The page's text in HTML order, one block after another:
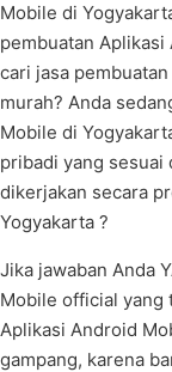
Mobile di
pembuatan Aplikasi
cari jasa
murah? Anda
Mobile di
pribadi yang sesuai
dikerjakan secara
Yogyakarta ?
Jika jawaban Anda
Mobile official yang
Aplikasi Android
gampang, karena